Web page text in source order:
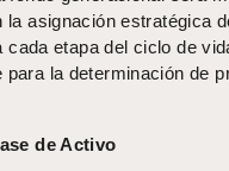
la asignación estratégica
cada etapa del ciclo de
la determinación de
de Activo